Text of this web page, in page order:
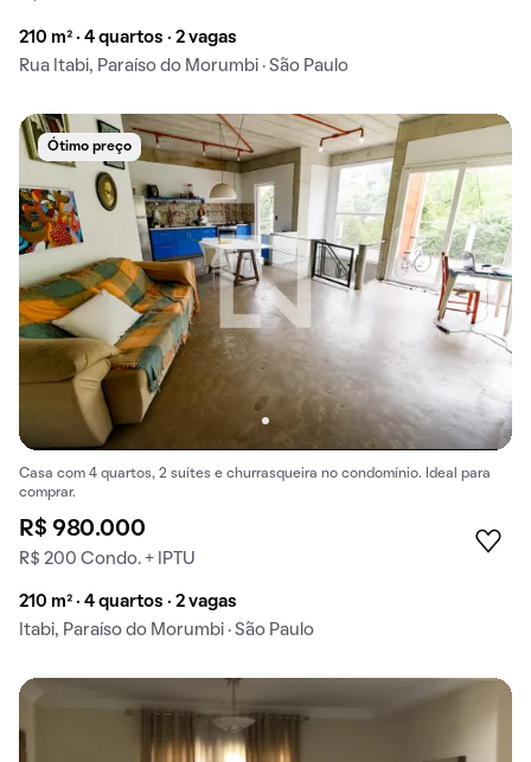
210 m² · 4 quartos · 2 vagas
Rua Itabi, Paraíso do Morumbi · São Paulo
Ótimo preço
Casa com 4 quartos, 2 suítes e churrasqueira no condomínio. Ideal para
comprar.
R$ 980.000
R$ 200 Condo. + IPTU
210 m² · 4 quartos · 2 vagas
Itabi, Paraíso do Morumbi · São Paulo